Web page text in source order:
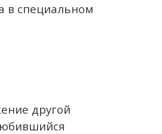
в специальном
другой